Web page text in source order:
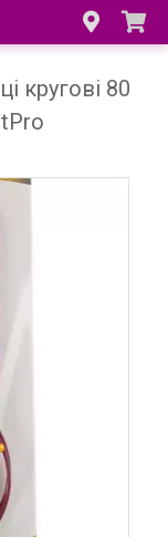
кругові 80